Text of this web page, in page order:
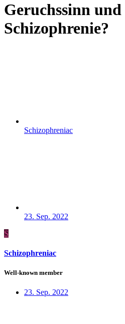
Geruchssinn und
Schizophrenie?
Schizophreniac
23. Sep. 2022
S
Schizophreniac
Well-known member
23. Sep. 2022